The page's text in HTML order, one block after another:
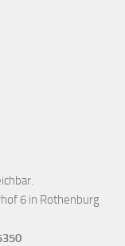
6 in Rothenburg